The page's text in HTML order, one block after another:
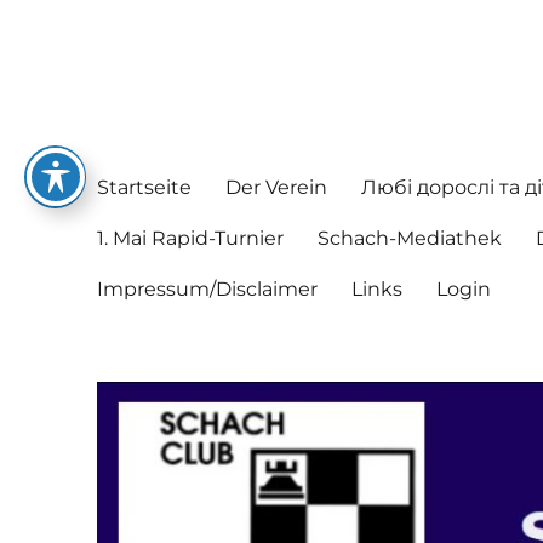
Startseite Der Verein Любі дорослі та
1. Mai Rapid-Turnier Schach-Mediathek
Impressum/Disclaimer Links Login